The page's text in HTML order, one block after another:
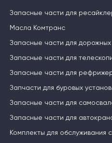
Запасные части для
Масла Комтранс
Запасные части для
Запасные части для
Запасные части для
Запчасти для буровых
Запасные части для
Запасные части для
Комплекты для обслуживания